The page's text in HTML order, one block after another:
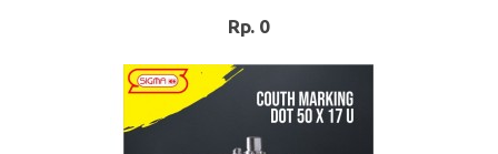
Rp. 0